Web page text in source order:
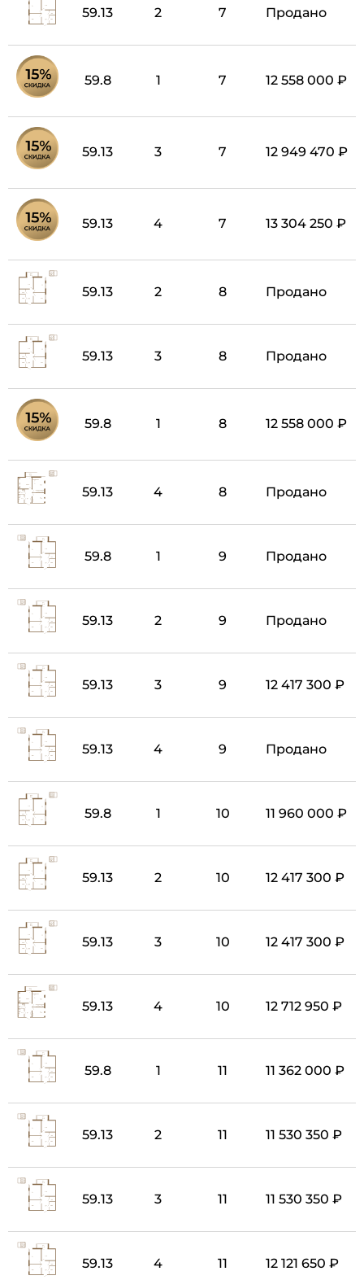
59.13 2 7 Продано
59.8 1 7 12 558 000 ₽
59.13 3 7 12 949 470 ₽
59.13 4 7 13 304 250 ₽
59.13 2 8 Продано
59.13 3 8 Продано
59.8 1 8 12 558 000 ₽
59.13 4 8 Продано
59.8 1 9 Продано
59.13 2 9 Продано
59.13 3 9 12 417 300 ₽
59.13 4 9 Продано
59.8 1 10 11 960 000 ₽
59.13 2 10 12 417 300 ₽
59.13 3 10 12 417 300 ₽
59.13 4 10 12 712 950 ₽
59.8 1 11 11 362 000 ₽
59.13 2 11 11 530 350 ₽
59.13 3 11 11 530 350 ₽
59.13 4 11 12 121 650 ₽